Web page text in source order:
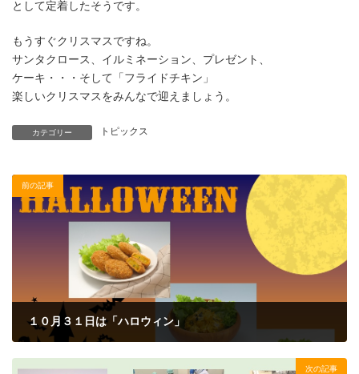
として定着したそうです。
もうすぐクリスマスですね。
サンタクロース、イルミネーション、プレゼント、
ケーキ・・・そして「フライドチキン」
楽しいクリスマスをみんなで迎えましょう。
カテゴリー トピックス
前の記事
１０月３１日は「ハロウィン」
次の記事